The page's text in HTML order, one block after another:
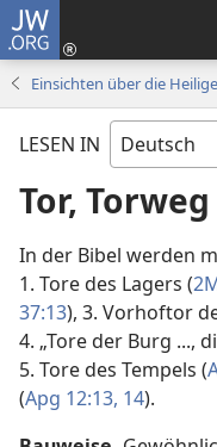
JW.ORG
Einsichten über die
LESEN IN
Tor, Torweg
In der Bibel werden
1. Tore des Lagers (
37:13), 3. Vorhoftor
4. „Tore der Burg ...,
5. Tore des Tempels (
(Apg 12:13, 14).